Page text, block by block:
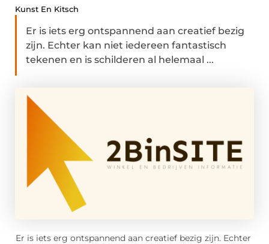
Kunst En Kitsch
Er is iets erg ontspannend aan creatief bezig
zijn. Echter kan niet iedereen fantastisch
tekenen en is schilderen al helemaal ...
Er is iets erg ontspannend aan creatief bezig zijn. Echter